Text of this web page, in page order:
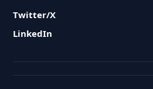
Twitter/X
LinkedIn